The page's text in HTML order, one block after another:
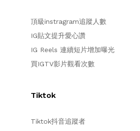
頂級instragram追蹤人數
IG貼文提升愛心讚
IG Reels 連續短片增加曝光
買IGTV影片觀看次數
Tiktok
Tiktok抖音追蹤者